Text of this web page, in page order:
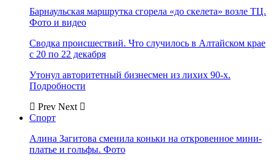
Барнаульская маршрутка сгорела «до скелета» возле ТЦ.
Фото и видео
Сводка происшествий. Что случилось в Алтайском крае
с 20 по 22 декабря
Утонул авторитетный бизнесмен из лихих 90-х.
Подробности
Prev Next
Спорт
Алина Загитова сменила коньки на откровенное мини-
платье и гольфы. Фото